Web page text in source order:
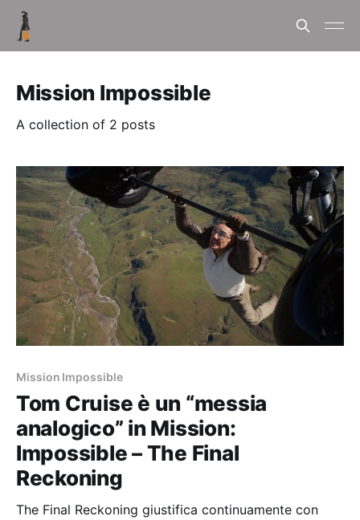
Mission Impossible
A collection of 2 posts
Mission Impossible
Tom Cruise è un “messia
analogico” in Mission:
Impossible – The Final
Reckoning
The Final Reckoning giustifica continuamente con